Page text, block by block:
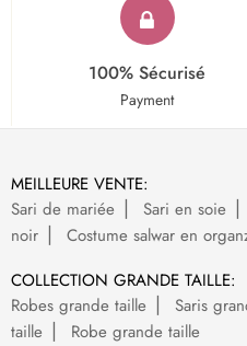
100% Sécurisé
Payment
MEILLEURE VENTE:
Sari de mariée
Sari en soie
noir
Costume salwar en
COLLECTION GRANDE TAILLE:
Robes grande taille
Saris
taille
Robe grande taille